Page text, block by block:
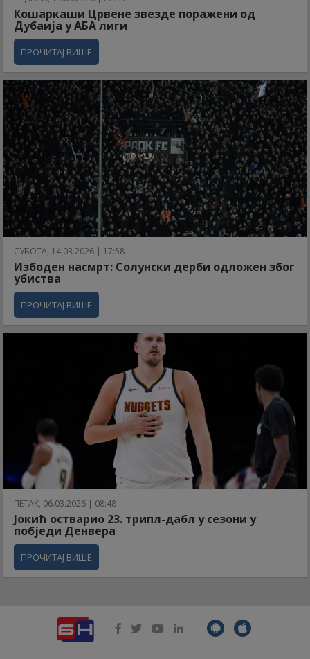
Кошаркаши Црвене звезде поражени од
Дубаија у АБА лиги
ПРОЧИТАЈ ВИШЕ
СУБОТА, 14.03.2026 | 17:58
Избоден насмрт: Солунски дерби одложен због
убиства
ПРОЧИТАЈ ВИШЕ
ПЕТАК, 06.03.2026 | 08:48
Јокић остварио 23. трипл-дабл у сезони у
побједи Денвера
ПРОЧИТАЈ ВИШЕ